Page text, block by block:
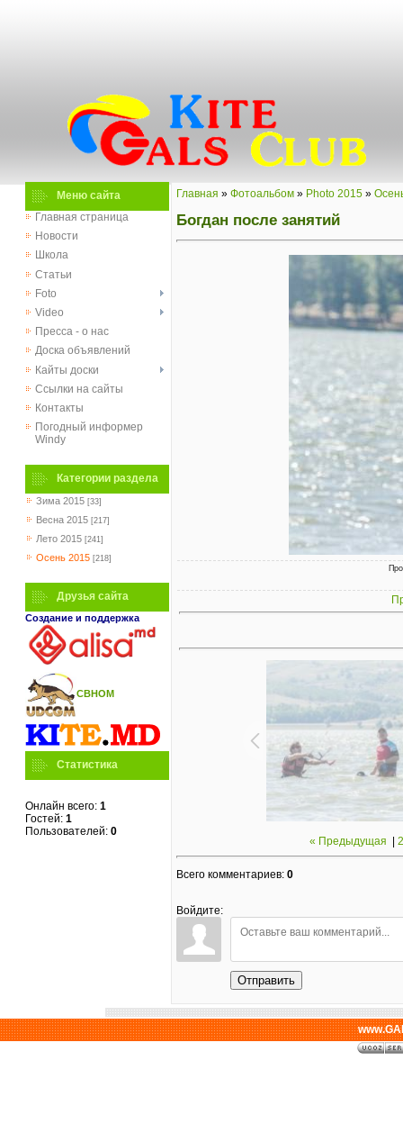
Меню сайта
Главная страница
Новости
Школа
Статьи
Foto
Video
Пресса - о нас
Доска объявлений
Кайты доски
Ссылки на сайты
Контакты
Погодный информер
Windy
Категории раздела
Зима 2015 [33]
Весна 2015 [217]
Лето 2015 [241]
Осень 2015 [218]
Друзья сайта
Создание и поддержка
СВНОМ
Статистика
Онлайн всего: 1
Гостей: 1
Пользователей: 0
Главная » Фотоальбом » Photo 2015 »
Богдан после занятий
« Предыдущая
Всего комментариев: 0
Войдите:
Отправить